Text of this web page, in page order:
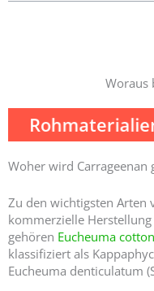
Woraus
Woher wird Carrageenan
Zu den wichtigsten Arten
kommerzielle
gehören Eucheuma
klassifiziert als
Eucheuma denticulatum